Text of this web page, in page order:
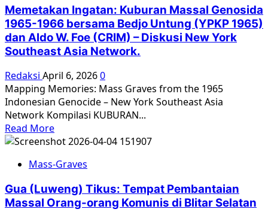
Memetakan Ingatan: Kuburan Massal Genosida
1965-1966 bersama Bedjo Untung (YPKP 1965)
dan Aldo W. Foe (CRIM) – Diskusi New York
Southeast Asia Network.
Redaksi April 6, 20260
Mapping Memories: Mass Graves from the 1965
Indonesian Genocide – New York Southeast Asia
Network Kompilasi KUBURAN...
Read MoreRead
more
Memetakan
Kuburan
Massal
Mass-Graves
Gua (Luweng) Tikus: Tempat Pembantaian
Massal Orang-orang Komunis di Blitar Selatan